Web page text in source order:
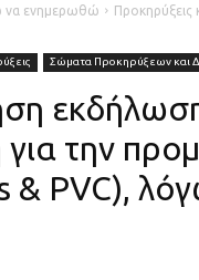
να ενημερωθώ Προκηρύξεις
Σώματα Προκηρύξεων και
την
& PVC),